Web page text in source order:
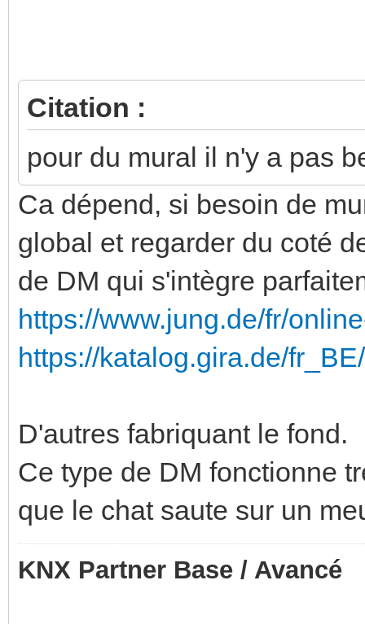
Citation :
pour du mural il n'y a pas
Ca dépend, si besoin de
global et regarder du coté
de DM qui s'intègre
https://www.jung.de/fr/
https://katalog.gira.de/
D'autres fabriquant le fond.
Ce type de DM fonctionne
que le chat saute sur un
KNX Partner Base / Avancé